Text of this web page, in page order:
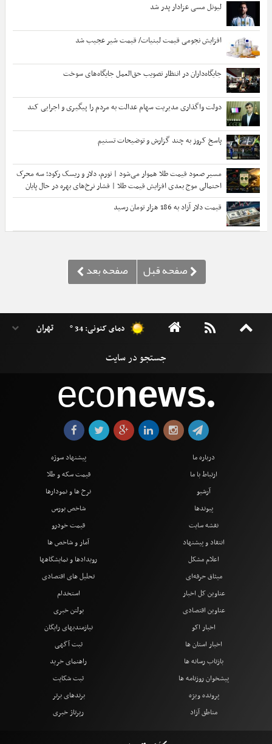
لیونل مسی عزادار پدر شد
افزایش نجومی قیمت لبنیات/ قیمت شیر عجیب شد
جایگاه‌داران در انتظار تصویب حق‌العمل جایگاه‌های سوخت
دولت واگذاری مدیریت سهام عدالت به مردم را پیگیری و اجرایی کند
پاسخ کروز به چند گزارش و توضیحات تسنیم
مسیر صعود قیمت طلا هموار می‌شود | تورم، دلار و ریسک رکود؛ سه محرک
احتمالی موج بعدی افزایش قیمت طلا | فشار نرخ‌های بهره در حال پایان
است؟
قیمت دلار آزاد به 186 هزار تومان رسید
دمای کنونی: 34 °
econews●
درباره ما
ارتباط با ما
آرشیو
پیوندها
نقشه سایت
انتقاد و پیشنهاد
اعلام مشکل
میثاق حرفه‌ای
پیشنهاد سوژه
قیمت سکه و طلا
نرخ ها و نمودارها
شاخص بورس
قیمت خودرو
آمار و شاخص ها
رویدادها و نمایشگاهها
تحلیل های اقتصادی
عناوین کل اخبار
عناوین اقتصادی
اخبار اکو
اخبار استان ها
بازتاب رسانه ها
پیشخوان روزنامه ها
پرونده ویژه
مناطق آزاد
استخدام
بولتن خبری
نیازمندیهای رایگان
ثبت آگهی
راهنمای خرید
ثبت شکایت
برندهای برتر
رپرتاژ خبری